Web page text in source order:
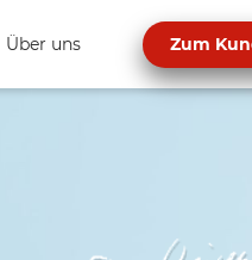
Über uns Zum